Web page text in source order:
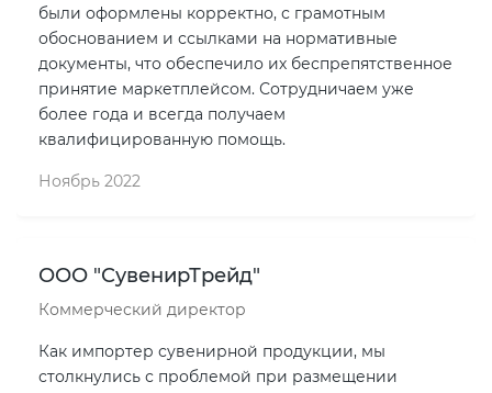
были оформлены корректно, с грамотным
обоснованием и ссылками на нормативные
документы, что обеспечило их беспрепятственное
принятие маркетплейсом. Сотрудничаем уже
более года и всегда получаем
квалифицированную помощь.
Ноябрь 2022
ООО "СувенирТрейд"
Коммерческий директор
Как импортер сувенирной продукции, мы
столкнулись с проблемой при размещении